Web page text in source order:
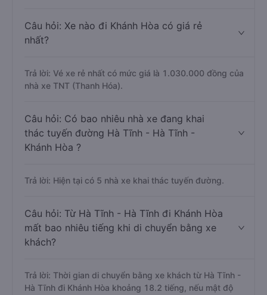
Câu hỏi: Xe nào đi Khánh Hòa có giá rẻ
nhất?
Trả lời: Vé xe rẻ nhất có mức giá là 1.030.000 đồng của
nhà xe TNT (Thanh Hóa).
Câu hỏi: Có bao nhiêu nhà xe đang khai
thác tuyến đường Hà Tĩnh - Hà Tĩnh -
Khánh Hòa ?
Trả lời: Hiện tại có 5 nhà xe khai thác tuyến đường.
Câu hỏi: Từ Hà Tĩnh - Hà Tĩnh đi Khánh Hòa
mất bao nhiêu tiếng khi di chuyển bằng xe
khách?
Trả lời: Thời gian di chuyển bằng xe khách từ Hà Tĩnh -
Hà Tĩnh đi Khánh Hòa khoảng 18.2 tiếng, nếu mật độ